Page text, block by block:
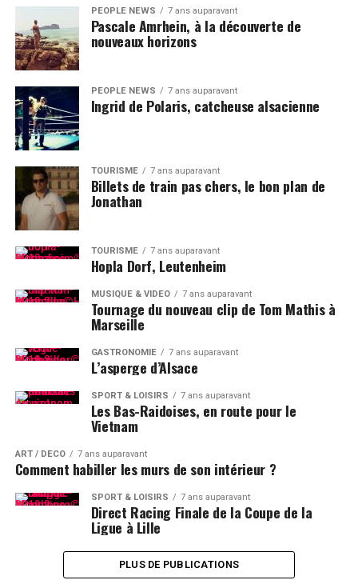
PEOPLE NEWS 7 ans auparavant
Pascale Amrhein, à la découverte de
nouveaux horizons
PEOPLE NEWS 7 ans auparavant
Ingrid de Polaris, catcheuse alsacienne
TOURISME 7 ans auparavant
Billets de train pas chers, le bon plan de
Jonathan
TOURISME 7 ans auparavant
Hopla Dorf, Leutenheim
MUSIQUE & VIDÉO 7 ans auparavant
Tournage du nouveau clip de Tom Mathis à
Marseille
GASTRONOMIE 7 ans auparavant
L’asperge d’Alsace
SPORT & LOISIRS 7 ans auparavant
Les Bas-Raidoises, en route pour le
Vietnam
ART / DÉCO 7 ans auparavant
Comment habiller les murs de son intérieur ?
SPORT & LOISIRS 7 ans auparavant
Direct Racing Finale de la Coupe de la
Ligue à Lille
PLUS DE PUBLICATIONS